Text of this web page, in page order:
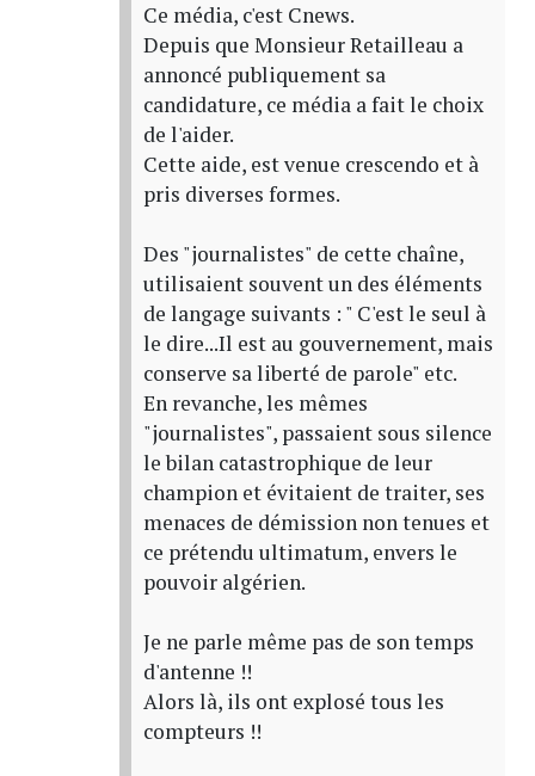
Ce média, c'est Cnews.
Depuis que Monsieur Retailleau a
annoncé publiquement sa
candidature, ce média a fait le choix
de l'aider.
Cette aide, est venue crescendo et à
pris diverses formes.
Des "journalistes" de cette chaîne,
utilisaient souvent un des éléments
de langage suivants : " C'est le seul à
le dire...Il est au gouvernement, mais
conserve sa liberté de parole" etc.
En revanche, les mêmes
"journalistes", passaient sous silence
le bilan catastrophique de leur
champion et évitaient de traiter, ses
menaces de démission non tenues et
ce prétendu ultimatum, envers le
pouvoir algérien.
Je ne parle même pas de son temps
d'antenne !!
Alors là, ils ont explosé tous les
compteurs !!